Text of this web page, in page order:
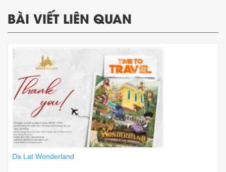
BÀI VIẾT LIÊN QUAN
Da Lat Wonderland